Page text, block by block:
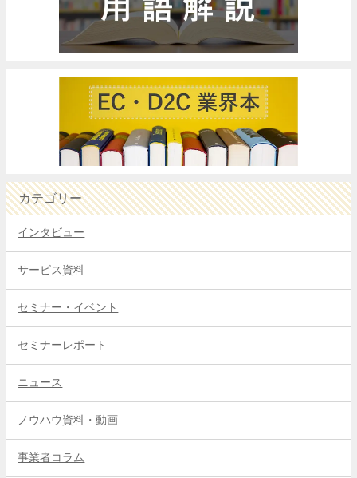
カテゴリー
インタビュー
サービス資料
セミナー・イベント
セミナーレポート
ニュース
ノウハウ資料・動画
事業者コラム